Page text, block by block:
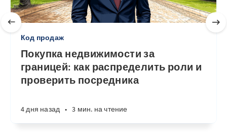
Код продаж
Покупка недвижимости за
границей: как распределить роли и
проверить посредника
4 дня назад • 3 мин. на чтение